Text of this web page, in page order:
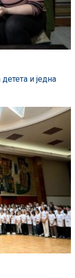
и једна